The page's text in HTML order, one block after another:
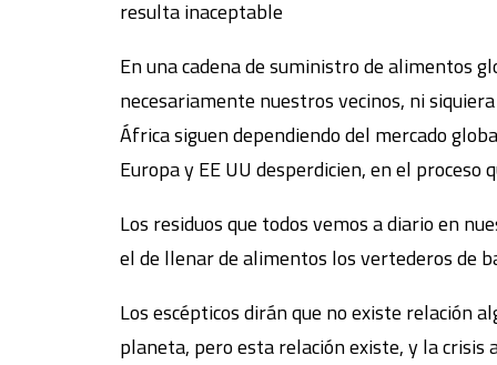
resulta inaceptable
En una cadena de suministro de alimentos
necesariamente nuestros vecinos, ni
África siguen dependiendo del mercado
Europa y EE UU desperdicien, en el
Los residuos que todos vemos a diario en
el de llenar de alimentos los vertederos de
Los escépticos dirán que no existe relación
planeta, pero esta relación existe, y la crisis